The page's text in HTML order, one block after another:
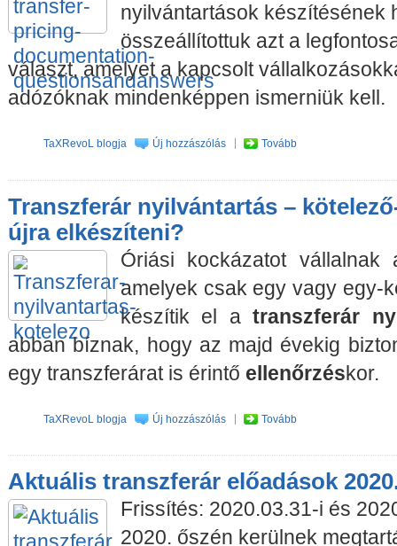
nyilvántartások készítésének
összeállítottuk azt a
választ, amelyet a kapcsolt
adózóknak mindenképpen ismerniük kell.
TaXRevoL blogja Új hozzászólás Tovább
Transzferár nyilvántartás –
újra elkészíteni?
Óriási kockázatot vállalnak
amelyek csak egy vagy egy-
készítik el atranszferár
abban bíznak, hogy az majd évekig
egy transzferárat is érintő ellenőrzéskor.
TaXRevoL blogja Új hozzászólás Tovább
Aktuális transzferár előadások
Frissítés: 2020.03.31-i és
2020. őszén kerülnek